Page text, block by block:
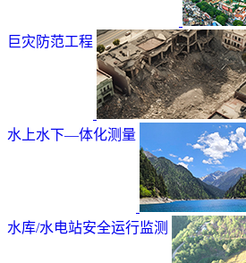
巨灾防范工程
水上水下—体化测量
水库/水电站安全运行监测